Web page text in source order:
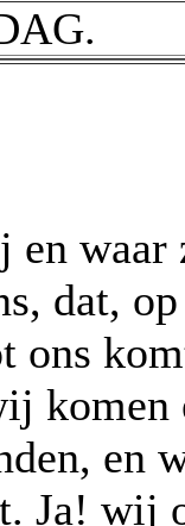
en waar
dat,
ons
en
Ja! wij